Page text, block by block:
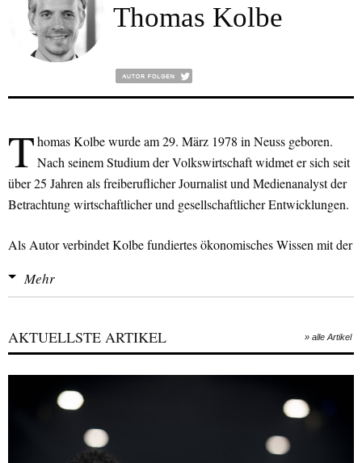
Thomas Kolbe
Thomas Kolbe wurde am 29. März 1978 in Neuss geboren.
Nach seinem Studium der Volkswirtschaft widmet er sich seit
über 25 Jahren als freiberuflicher Journalist und Medienanalyst der
Betrachtung wirtschaftlicher und gesellschaftlicher Entwicklungen.
Als Autor verbindet Kolbe fundiertes ökonomisches Wissen mit der
seinen Analysen folgt er den Prinzipien der Österreichischen Schule
Mehr
AKTUELLSTE ARTIKEL » alle Artikel